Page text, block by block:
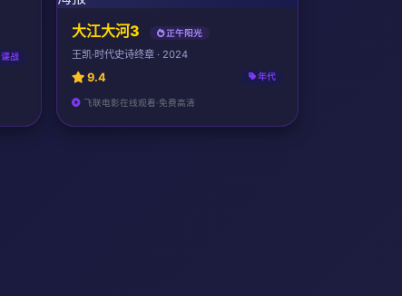
谍战
大江大河3 正午阳光
王凯·时代史诗终章 · 2024
9.4 年代
飞联电影在线观看·免费高清